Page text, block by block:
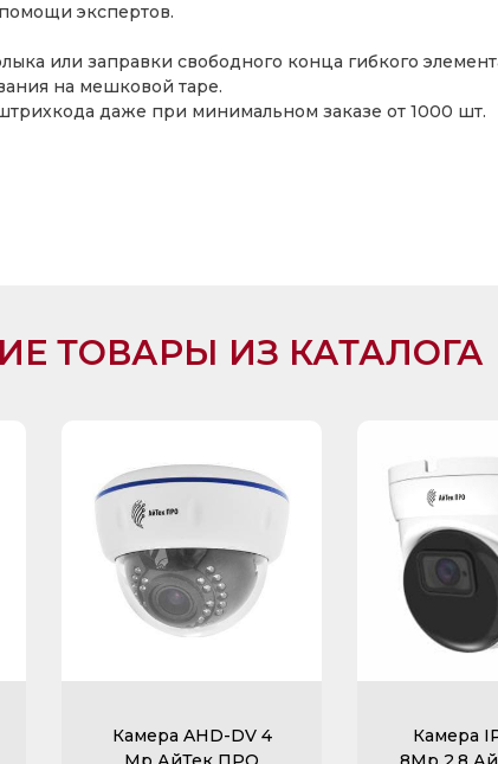
экспертов.
или заправки свободного конца гибкого
на мешковой таре.
даже при минимальном заказе от 1000 шт.
ТОВАРЫ ИЗ КАТАЛОГА
Камера AHD-DV 4
Камера